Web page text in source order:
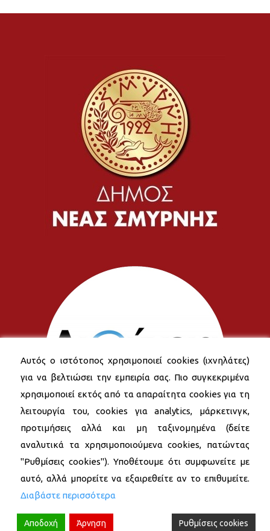
© 2026 Δήμος Νέας Σμύρνης
Αυτός ο ιστότοπος χρησιμοποιεί cookies (ιχνηλάτες)
για να βελτιώσει την εμπειρία σας. Πιο συγκεκριμένα
χρησιμοποιεί εκτός από τα απαραίτητα cookies για τη
λειτουργία του, cookies για analytics, μάρκετινγκ,
προτιμήσεις αλλά και μη ταξινομημένα (δείτε
αναλυτικά τα χρησιμοποιούμενα cookies, πατώντας
"Ρυθμίσεις cookies"). Υποθέτουμε ότι συμφωνείτε με
αυτό, αλλά μπορείτε να εξαιρεθείτε αν το επιθυμείτε.
Διαβάστε περισσότερα
Αποδοχή Άρνηση Ρυθμίσεις cookies